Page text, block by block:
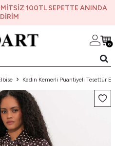
100TL SEPETTE ANINDA
0
Kadın Kemerli Puantiyeli Tesettür